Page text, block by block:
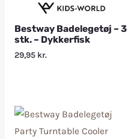
Bestway Badelegetøj – 3
stk. – Dykkerfisk
29,95 kr.